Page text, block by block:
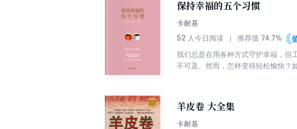
保持幸福的五个习惯
卡耐基
52 人今日阅读 推荐值 74.7%
我们总是在用各种方式守护幸福，
不可及。然而，怎样变得轻松愉快？
羊皮卷 大全集
卡耐基